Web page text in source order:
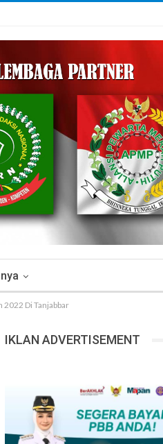
Di Tanjabbar
IKLAN ADVERTISEMENT